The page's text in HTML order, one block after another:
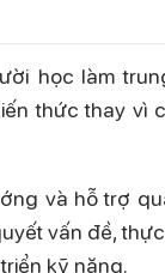
học làm
thức thay vì
và hỗ trợ
vấn đề,
kỹ năng.